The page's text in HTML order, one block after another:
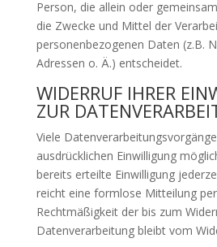
Person, die allein oder
die Zwecke und Mittel der
personenbezogenen Daten (z.B.
Adressen o. Ä.) entscheidet.
WIDERRUF IHRER
ZUR
Viele
ausdrücklichen Einwilligung
bereits erteilte Einwilligung
reicht eine formlose Mitteilung
Rechtmäßigkeit der bis zum
Datenverarbeitung bleibt vom